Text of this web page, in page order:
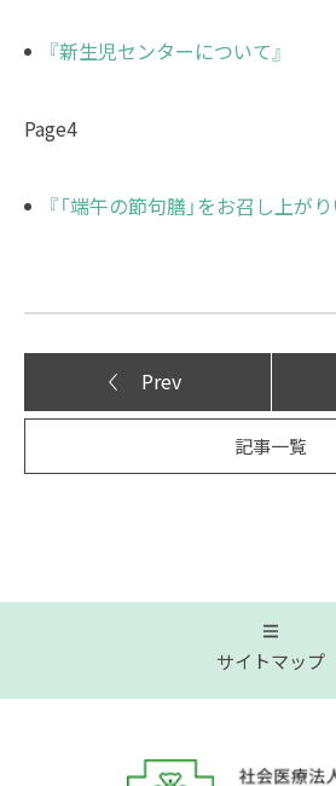
『新生児センターについて』
Page4
『「端午の節句膳」をお召し上が
Prev
記事一覧
サイトマップ
トップページ